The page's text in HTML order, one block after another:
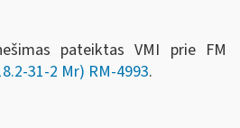
pateiktas VMI prie FM
31-2 Mr) RM-4993.